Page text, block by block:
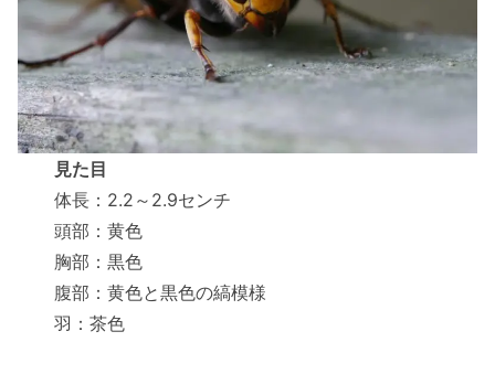
見た目
体長：2.2～2.9センチ
頭部：黄色
胸部：黒色
腹部：黄色と黒色の縞模様
羽：茶色